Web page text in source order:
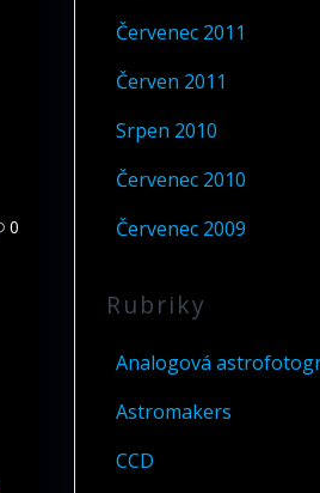
0
Červenec 2011
Červen 2011
Srpen 2010
Červenec 2010
Červenec 2009
Rubriky
Analogová
Astromakers
CCD